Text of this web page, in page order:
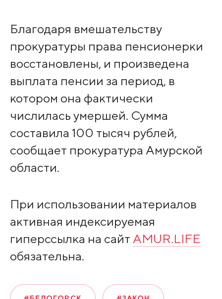
Благодаря вмешательству
прокуратуры права пенсионерки
восстановлены, и произведена
выплата пенсии за период, в
котором она фактически
числилась умершей. Сумма
составила 100 тысяч рублей,
сообщает прокуратура Амурской
области.
При использовании материалов
активная индексируемая
гиперссылка на сайт AMUR.LIFE
обязательна.